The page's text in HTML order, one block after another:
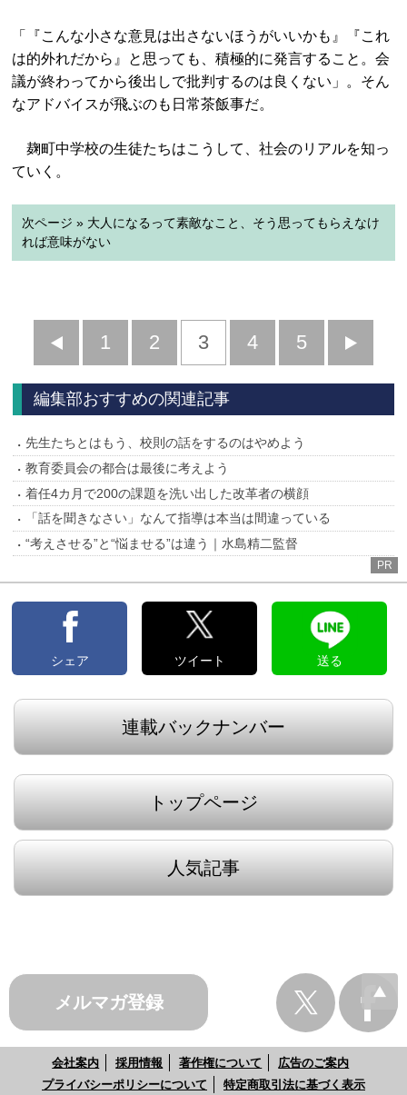
「『こんな小さな意見は出さないほうがいいかも』『これ
は的外れだから』と思っても、積極的に発言すること。会
議が終わってから後出しで批判するのは良くない」。そん
なアドバイスが飛ぶのも日常茶飯事だ。
麹町中学校の生徒たちはこうして、社会のリアルを知っ
ていく。
次ページ » 大人になるって素敵なこと、そう思ってもらえなけ
れば意味がない
前
へ
1 2 3 4 5
へ
編集部おすすめの関連記事
先生たちとはもう、校則の話をするのはやめよう
教育委員会の都合は最後に考えよう
着任4カ月で200の課題を洗い出した改革者の横顔
「話を聞きなさい」なんて指導は本当は間違っている
“考えさせる”と“悩ませる”は違う｜水島精二監督
PR
シェア ツイート 送る
連載バックナンバー
トップページ
人気記事
メルマガ登録
会社案内 採用情報 著作権について
広告のご案内
プライバシーポリシーについて
特定商取引法に基づく表示